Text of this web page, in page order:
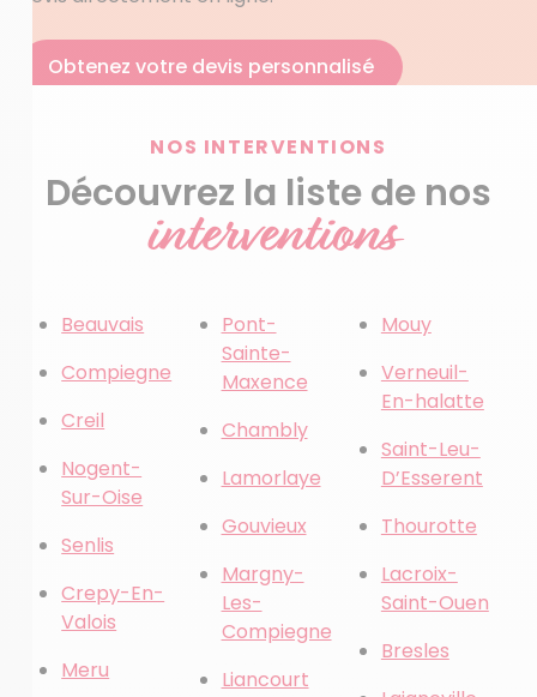
Obtenez votre devis personnalisé
NOS INTERVENTIONS
Découvrez la liste de nos
interventions
Beauvais
Compiegne
Creil
Nogent-
Sur-Oise
Senlis
Crepy-En-
Valois
Meru
Pont-
Sainte-
Maxence
Chambly
Lamorlaye
Gouvieux
Margny-
Les-
Compiegne
Liancourt
Mouy
Verneuil-
En-halatte
Saint-Leu-
D’Esserent
Thourotte
Lacroix-
Saint-Ouen
Bresles